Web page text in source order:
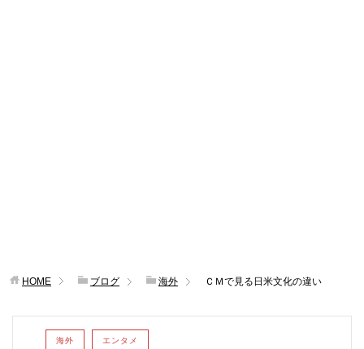
HOME ブログ 海外 ＣＭで見る日米文化の違い
海外 エンタメ